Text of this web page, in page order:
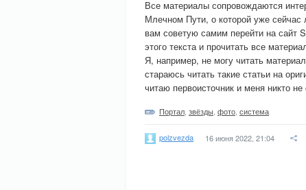
Все материалы сопровождаются
Млечном Пути, о которой уже
вам советую самим перейти на сайт
этого текста и прочитать все
Я, например, не могу читать
стараюсь читать такие статьи на
читаю первоисточник и меня никто
Портал звёзды фото система
polzvezda 16 июня 2022, 21:04